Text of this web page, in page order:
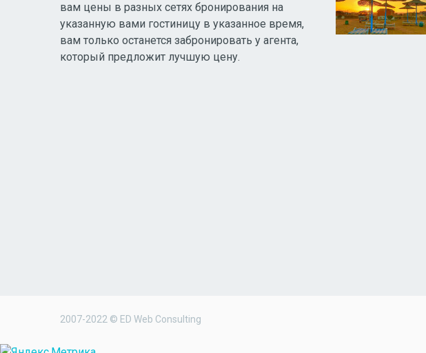
вам цены в разных сетях бронирования на
указанную вами гостиницу в указанное время,
вам только останется забронировать у агента,
который предложит лучшую цену.
2007-2022 © ED Web Consulting